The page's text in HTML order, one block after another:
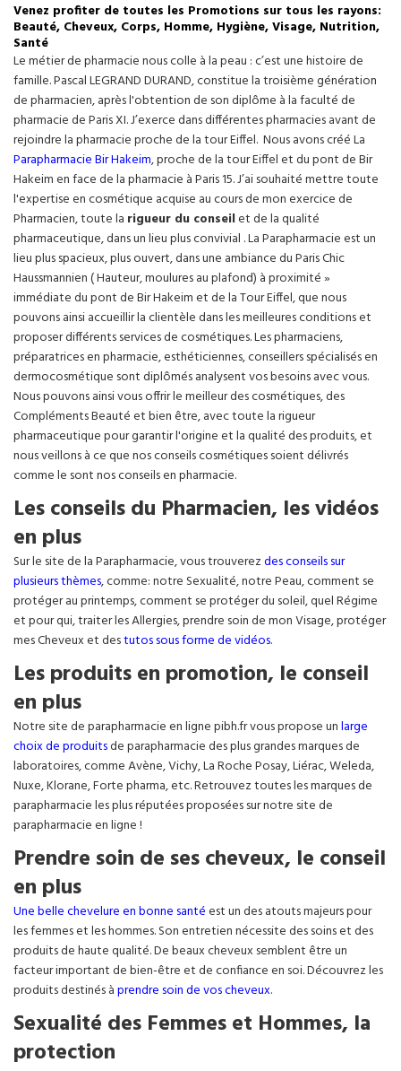
Venez profiter de toutes les Promotions sur tous les rayons:
Beauté, Cheveux, Corps, Homme, Hygiène, Visage, Nutrition,
Santé
Le métier de pharmacie nous colle à la peau : c’est une histoire de
famille. Pascal LEGRAND DURAND, constitue la troisième génération
de pharmacien, après l'obtention de son diplôme à la faculté de
pharmacie de Paris XI. J’exerce dans différentes pharmacies avant de
rejoindre la pharmacie proche de la tour Eiffel. Nous avons créé La
Parapharmacie Bir Hakeim, proche de la tourEiffelet du pont de Bir
Hakeim en face de la pharmacie à Paris 15. J’ai souhaité mettre toute
l'expertise en cosmétique acquise au cours de mon exercice de
Pharmacien, toute la rigueur du conseilet de la qualité
pharmaceutique, dans un lieu plus convivial . La Parapharmacie est un
lieu plus spacieux, plus ouvert, dans une ambiance du Paris Chic
Haussmannien ( Hauteur, moulures au plafond) à proximité »
immédiate du pont de Bir Hakeim et de la Tour Eiffel, que nous
pouvons ainsi accueillir la clientèle dans les meilleures conditions et
proposer différents services de cosmétiques. Les pharmaciens,
préparatrices en pharmacie, esthéticiennes, conseillers spécialisés en
dermocosmétique sont diplômés analysent vos besoins avec vous.
Nous pouvons ainsi vous offrir le meilleur des cosmétiques, des
Compléments Beauté et bien être, avec toute la rigueur
pharmaceutique pour garantir l'origine et la qualité des produits, et
nous veillons à ce que nos conseils cosmétiques soient délivrés
comme le sont nos conseils en pharmacie.
Les conseils du Pharmacien, les vidéos
en plus
Sur le site de la Parapharmacie, vous trouverezdes conseils sur
plusieurs thèmes, comme: notre Sexualité, notre Peau, comment se
protéger au printemps, comment se protéger du soleil, quel Régime
et pour qui, traiter les Allergies, prendre soin de mon Visage, protéger
mes Cheveux et destutos sous forme de vidéos.
Les produits en promotion, le conseil
en plus
Notre site de parapharmacie en ligne pibh.fr vous propose unlarge
choix de produitsde parapharmacie des plus grandes marques de
laboratoires, comme Avène, Vichy, La Roche Posay, Liérac, Weleda,
Nuxe, Klorane, Forte pharma, etc. Retrouvez toutes les marques de
parapharmacie les plus réputées proposées sur notre site de
parapharmacie en ligne !
Prendre soin de ses cheveux, le conseil
en plus
Une belle chevelure en bonne santéest un des atouts majeurs pour
les femmes et les hommes. Son entretien nécessite des soins et des
produits de haute qualité. De beaux cheveux semblent être un
facteur important de bien-être et de confiance en soi. Découvrez les
produits destinés àprendre soin de vos cheveux.
Sexualité des Femmes et Hommes, la
protection